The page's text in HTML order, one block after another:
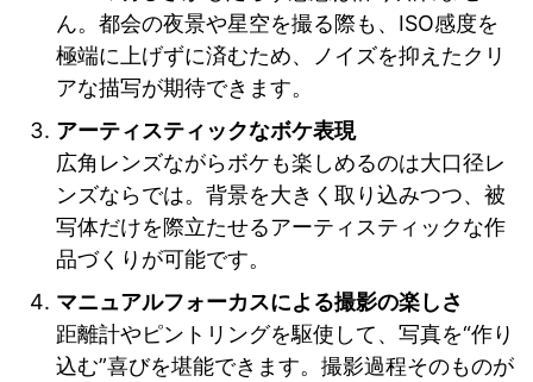
ん。都会の夜景や星空を撮る際も、ISO感度を
極端に上げずに済むため、ノイズを抑えたクリ
アな描写が期待できます。
アーティスティックなボケ表現
広角レンズながらボケも楽しめるのは大口径レ
ンズならでは。背景を大きく取り込みつつ、被
写体だけを際立たせるアーティスティックな作
品づくりが可能です。
マニュアルフォーカスによる撮影の楽しさ
距離計やピントリングを駆使して、写真を“作り
込む”喜びを堪能できます。撮影過程そのものが